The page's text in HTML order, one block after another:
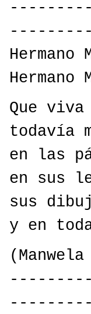
Que
todavía
en las
en sus
sus
y en